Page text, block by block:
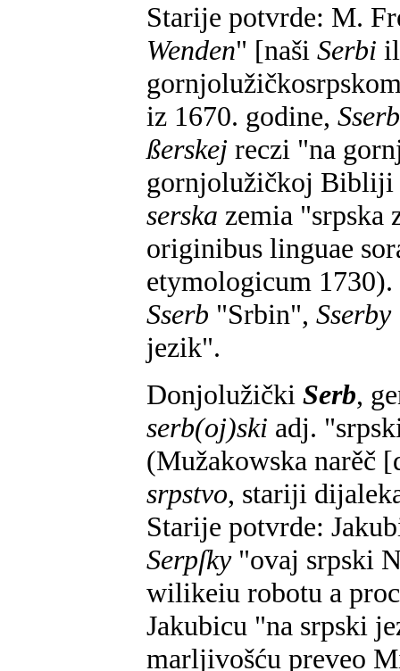
Starije potvrde: M.
Wenden" [naši Serbi
iz 1670. godine,
ßerskej reczi "na
gornjolužičkoj Bibliji
serska zemia "srpska
originibus linguae
etymologicum
Sserb "Srbin", Sserby
jezik".
Donjolužički Serb,
serb(oj)ski adj.
(Mužakowska narěč
srpstvo, stariji
Starije potvrde:
Serpſky"ovaj srpski
wilikeiu robotu a
Jakubicu "na srpski
marljivošću preveo